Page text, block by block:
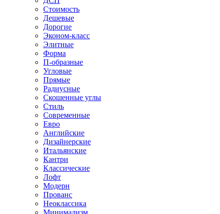
Стоимость
Дешевые
Дорогие
Эконом-класс
Элитные
Форма
П-образные
Угловые
Прямые
Радиусные
Скошенные углы
Стиль
Современные
Евро
Английские
Дизайнерские
Итальянские
Кантри
Классические
Лофт
Модерн
Прованс
Неоклассика
Минимализм